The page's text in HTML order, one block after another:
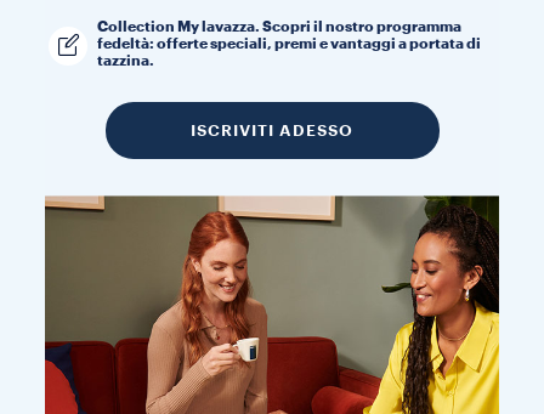
Collection My lavazza. Scopri il nostro programma
fedeltà: offerte speciali, premi e vantaggi a portata di
tazzina.
ISCRIVITI ADESSO